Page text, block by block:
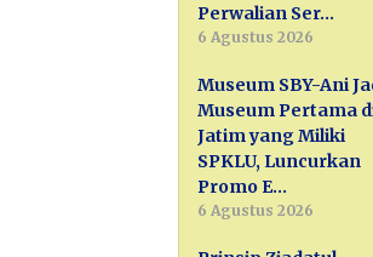
Perwalian Ser…
6 Agustus 2026
Museum SBY-Ani
Museum Pertama
Jatim yang Miliki
SPKLU, Luncurkan
Promo E…
6 Agustus 2026